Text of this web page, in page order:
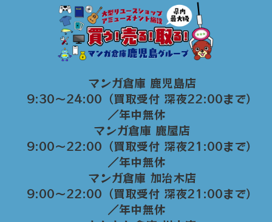
マンガ倉庫 鹿児島店
9:30～24:00（買取受付 深夜22:00まで）
／年中無休
マンガ倉庫 鹿屋店
9:00～22:00（買取受付 深夜21:00まで）
／年中無休
マンガ倉庫 加治木店
9:00〜22:00（買取受付 深夜21:00まで）
／年中無休